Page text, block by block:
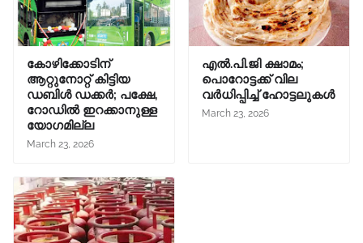
കോഴിക്കോടിന്
ആറ്റുനോറ്റ് കിട്ടിയ
ഡബിൾ ഡക്കർ; പക്ഷേ,
റോഡിൽ ഇറക്കാനുള്ള
യോഗമില്ല
March 23, 2026
എൽ.പി.ജി ക്ഷാമം;
പൊറോട്ടക്ക് വില
വർധിപ്പിച്ച് ഹോട്ടലുകൾ
March 23, 2026